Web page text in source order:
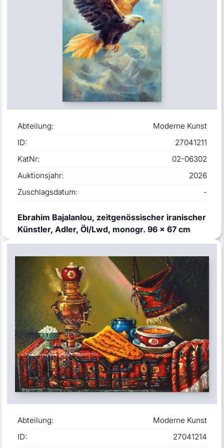
Abteilung:
Moderne Kunst
ID:
27041211
KatNr:
02-06302
Auktionsjahr:
2026
Zuschlagsdatum:
-
Ebrahim Bajalanlou, zeitgenössischer iranischer
Künstler, Adler, Öl/Lwd, monogr. 96 x 67 cm
Abteilung:
Moderne Kunst
ID:
27041214